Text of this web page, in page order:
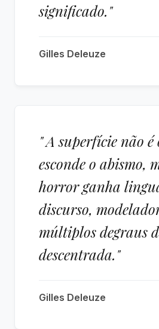
significado."
Gilles Deleuze
" A superfície não é
esconde o abismo,
horror ganha
discurso,
múltiplos degraus
descentrada."
Gilles Deleuze